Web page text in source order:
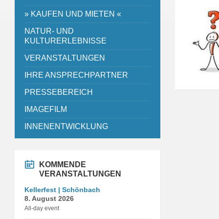
» KAUFEN UND MIETEN «
NATUR- UND
KULTURERLEBNISSE
VERANSTALTUNGEN
IHRE ANSPRECHPARTNER
PRESSEBEREICH
IMAGEFILM
INNENENTWICKLUNG
KOMMENDE
VERANSTALTUNGEN
Kellerfest | Schönbach
8. August 2026
All-day event